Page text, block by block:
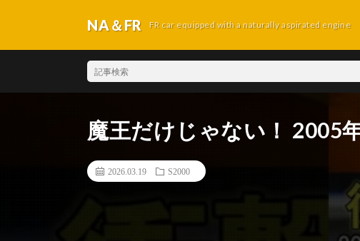
NA＆FR FR car equipped with a naturally aspirated engine
魔王だけじゃない！ 2005
2026.03.19 S2000